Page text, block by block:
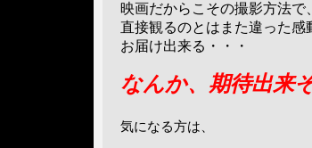
映画だからこその撮影方法で、
直接観るのとはまた違った感
お届け出来る・・・
なんか、期待出来
気になる方は、